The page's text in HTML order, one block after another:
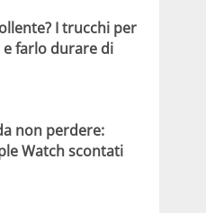
I trucchi per
farlo durare di
non perdere:
Watch scontati